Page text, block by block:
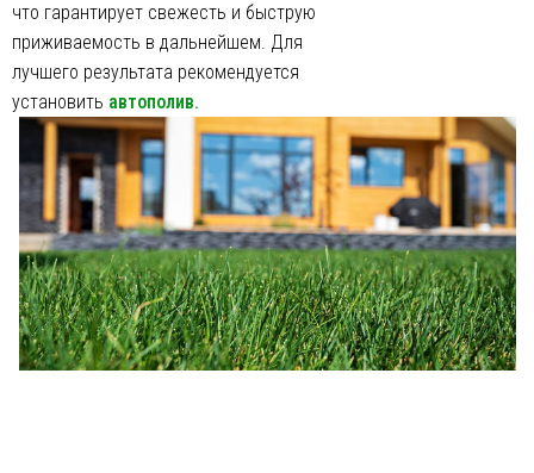
что гарантирует свежесть и быструю
приживаемость в дальнейшем. Для
лучшего результата рекомендуется
установить автополив.